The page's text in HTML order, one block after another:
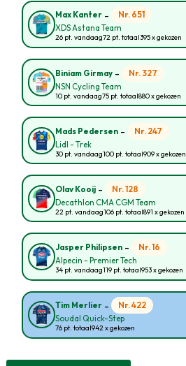
Max Kanter - Nr. 651
XDS Astana Team
26 pt. vandaag72 pt. totaal395 x gekozen
Biniam Girmay - Nr. 327
NSN Cycling Team
10 pt. vandaag75 pt. totaal880 x gekozen
Mads Pedersen - Nr. 247
Lidl - Trek
30 pt. vandaag100 pt. totaal909 x gekozen
Olav Kooij - Nr. 128
Decathlon CMA CGM Team
22 pt. vandaag106 pt. totaal891 x gekozen
Jasper Philipsen - Nr. 16
Alpecin - Premier Tech
34 pt. vandaag119 pt. totaal953 x gekozen
Tim Merlier - Nr. 422
Soudal Quick-Step
76 pt. totaal942 x gekozen